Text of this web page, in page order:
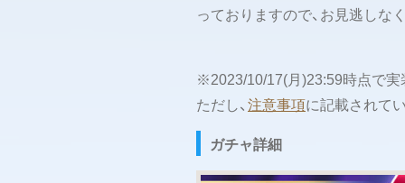
っておりますので、お見逃しなく
※2023/10/17(月)23:59時点で実
ただし、注意事項に記載されて
ガチャ詳細